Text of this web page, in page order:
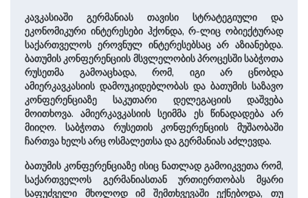
კავკასიაში გერმანიას თავისი სტრატეგიული და
ეკონომიკური ინტერესები ჰქონდა, რ-ლიც ობიექტურად
საქართველოს ეროვნულ ინტერესებსაც არ აზიანებდა.
ბათუმის კონფერენციის მსვლელობის პროცესში საბჭოთა
რუსეთმა გამოაცხადა, რომ, იგი არ ცნობდა
ამიერკავკასიის დამოუკიდებლობას და ბათუმის საზავო
კონფერენციაზე საკუთარი დელეგაციის დაშვება
მოითხოვა. ამიერკავკასიის სეიმმა ეს წინადადება არ
მიიღო. საბჭოთა რუსეთის კონფერენციის მუშაობაში
ჩართვა ხელს არც ოსმალეთსა და გერმანიას აძლევდა.
ბათუმის კონფერენციაზე ისიც ნათლად გამოიკვეთა რომ,
საქართველოს გერმანიასთან ურთიერთობას მყარი
საფუძველი მხოლოდ იმ შემთხვევაში ექნებოდა, თუ